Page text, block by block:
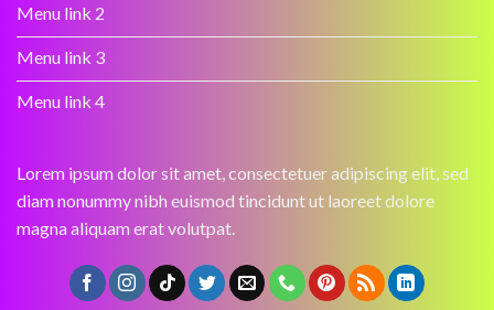
Menu link 2
Menu link 3
Menu link 4
Lorem ipsum dolor sit amet, consectetuer adipiscing elit, sed
diam nonummy nibh euismod tincidunt ut laoreet dolore
magna aliquam erat volutpat.